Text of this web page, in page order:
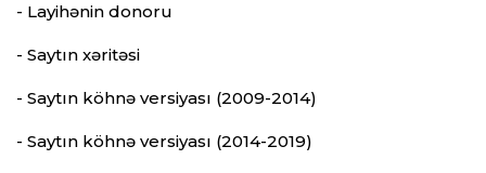
- Layihənin donoru
- Saytın xəritəsi
- Saytın köhnə versiyası (2009-2014)
- Saytın köhnə versiyası (2014-2019)